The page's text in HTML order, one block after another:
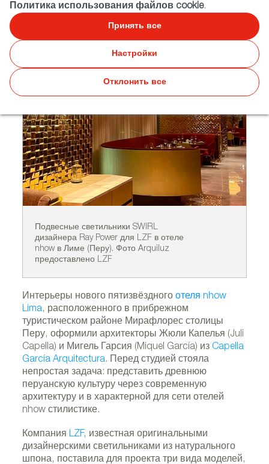
Политика использования файлов cookie.
Принять все
Настройки
Отклонить все
Светильники LZF в столице
Перу
Подвесные светильники SWIRL
дизайнера Ray Power для LZF в отеле
nhow в Лиме (Перу). Фото Arquiluz
предоставлено LZF
Интерьеры нового пятизвёздногоотеля nhow
Lima, расположенного в прибрежном
туристическом районе Мирафлорес столицы
Перу, оформили архитекторы Жюли Капелья (Juli
Capella) и Мигель Гарсия (Miquel García) из Capella
García Arquitectura. Перед студией стояла
непростая задача: представить древнюю
перуанскую культуру через современную
архитектуру и в характерной для сети отелей
nhow стилистике.
КомпанияLZF, известная оригинальными
дизайнерскими светильниками из натурального
шпона, поставила для проекта три вида моделей,